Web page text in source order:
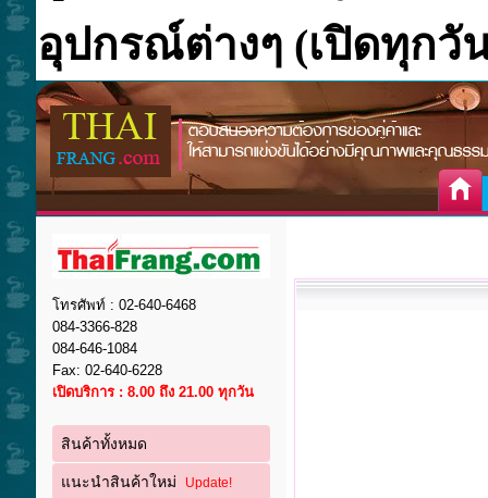
อุปกรณ์ต่างๆ (เปิดทุกวั
โทรศัพท์ : 02-640-6468
084-3366-828
084-646-1084
Fax: 02-640-6228
เปิดบริการ : 8.00 ถึง 21.00 ทุกวัน
สินค้าทั้งหมด
แนะนำสินค้าใหม่ Update!